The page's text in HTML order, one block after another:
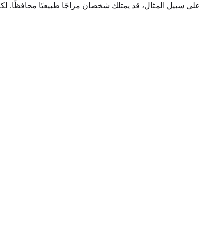
على سبيل المثال، قد يمتلك شخصان مزاجًا طبيعيًا محافظًا.